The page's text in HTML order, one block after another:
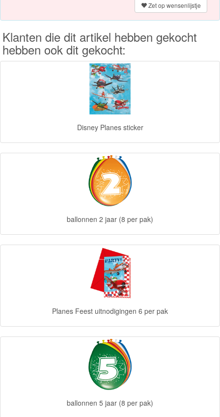
Friends
Spiderman
Batman
Hello
Zet op wensenlijstje
Klanten die dit artikel hebben gekocht
hebben ook dit gekocht:
Disney Planes sticker
ballonnen 2 jaar (8 per pak)
Planes Feest uitnodigingen 6 per pak
ballonnen 5 jaar (8 per pak)